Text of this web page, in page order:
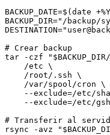
BACKUP_DATE=$(date
BACKUP_DIR="/backup/
# Crear backup
tar -czf
    /etc \
    /root/.ssh \
    /var/spool/cron \
--exclude=/etc/
--exclude=/etc/
# Transferir al
rsync -avz